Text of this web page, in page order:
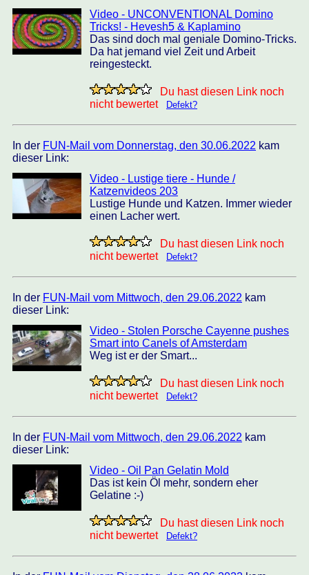
Video - UNCONVENTIONAL Domino
Tricks! - Hevesh5 & Kaplamino
Das sind doch mal geniale Domino-Tricks.
Da hat jemand viel Zeit und Arbeit
reingesteckt.
Du hast diesen Link noch
nicht bewertet
Defekt?
In der FUN-Mail vom Donnerstag, den 30.06.2022 kam
dieser Link:
Video - Lustige tiere - Hunde /
Katzenvideos 203
Lustige Hunde und Katzen. Immer wieder
einen Lacher wert.
Du hast diesen Link noch
nicht bewertet
Defekt?
In der FUN-Mail vom Mittwoch, den 29.06.2022 kam
dieser Link:
Video - Stolen Porsche Cayenne pushes
Smart into Canels of Amsterdam
Weg ist er der Smart...
Du hast diesen Link noch
nicht bewertet
Defekt?
In der FUN-Mail vom Mittwoch, den 29.06.2022 kam
dieser Link:
Video - Oil Pan Gelatin Mold
Das ist kein Öl mehr, sondern eher
Gelatine :-)
Du hast diesen Link noch
nicht bewertet
Defekt?